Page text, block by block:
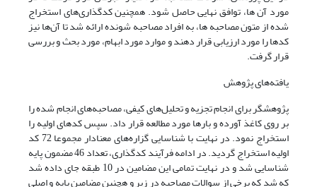
مورد آن ها، توافق نهایی حاصل شود. همچنین کدگذاری‌های استخراج
شده از متون مصاحبه ها، به افراد مصاحبه شونده ارائه شد تا آن‌ها نیز
کدها را مورد ارزیابی قرار دهند و موارد مورد ابهام، مورد بحث و بررسی
قرار گرفت.
یافته‌های پژوهش
پژوهشگر برای انجام تجزیه و تحلیل‌های کیفی، مصاحبه‌های انجام شده را
بر روی کاغذ آورده و بارها مورد مطالعه قرار داد. سپس کدهای اولیه را
استخراج نمود. در نهایت با شناسایی گزاره‌های معنادار مجموعا 72 کد
اولیه استخراج گردید. در ادامه فرآیند کدگذاری، تعداد 46 مضمون پایه
شناسایی شد و در نهایت تمامی این مضامین در 10 طبقه جای داده شد
که شد که برخی از سوالات مصاحبه در زیر و هچنین مضامین پایه و اصلی